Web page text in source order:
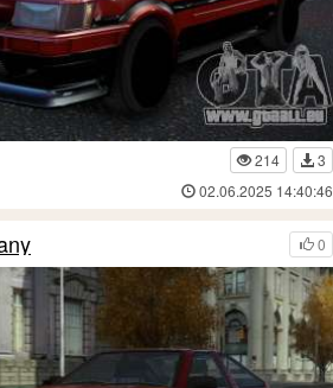
214
3
02.06.2025 14:40:46
0